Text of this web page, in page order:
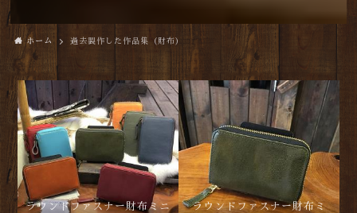
ホーム 過去製作した作品集（財布）
ラウンドファスナー財布ミニ
ラウンドファスナー財布ミ